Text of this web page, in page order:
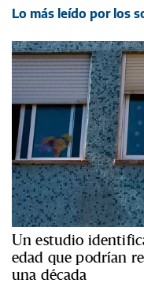
Lo más leído por los
Un estudio
edad que podrían
una década